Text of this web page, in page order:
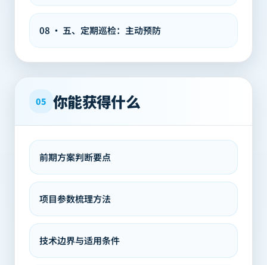
08 · 五、定期巡检：主动预防
05 你能获得什么
前期方案判断要点
项目参数梳理方法
技术边界与适用条件